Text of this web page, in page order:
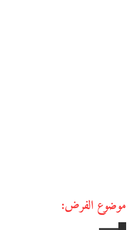
موضوع الفرض: